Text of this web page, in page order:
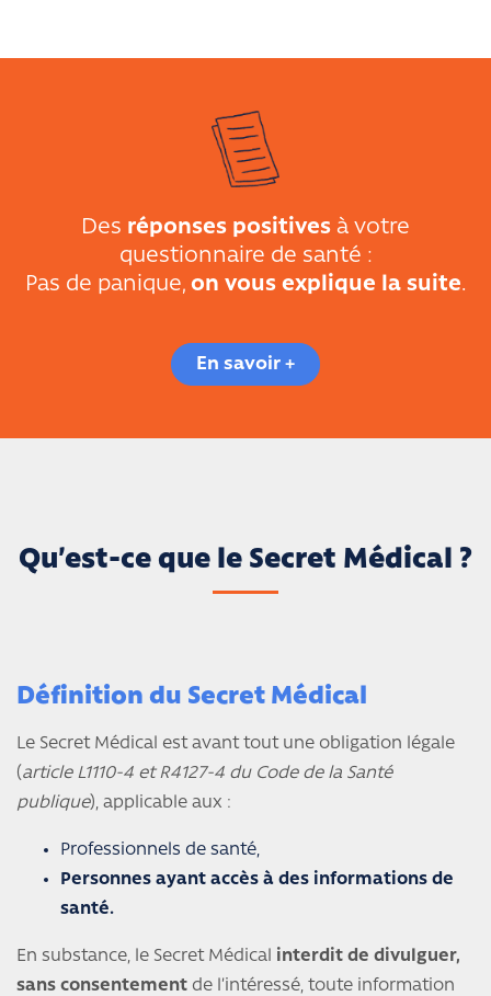
Des réponses positives à votre
questionnaire de santé :
Pas de panique, on vous explique la suite.
En savoir +
Qu’est-ce que le Secret Médical ?
Définition du Secret Médical
Le Secret Médical est avant tout une obligation légale
(article L1110-4 et R4127-4 du Code de la Santé
publique), applicable aux :
Professionnels de santé,
Personnes ayant accès à des informations de
santé.
En substance, le Secret Médical interdit de divulguer,
sans consentement de l’intéressé, toute information